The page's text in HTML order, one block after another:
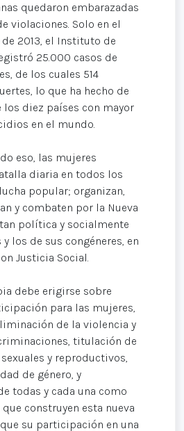
quedaron embarazadas
violaciones. Solo en el
2013, el Instituto de
25.000 casos de
de los cuales 514
lo que ha hecho de
los diez países con mayor
en el mundo.
eso, las mujeres
diaria en todos los
popular; organizan,
y combaten por la Nueva
política y socialmente
los de sus congéneres, en
Justicia Social.
debe erigirse sobre
para las mujeres,
de la violencia y
titulación de
y reproductivos,
de género, y
todas y cada una como
construyen esta nueva
su participación en una